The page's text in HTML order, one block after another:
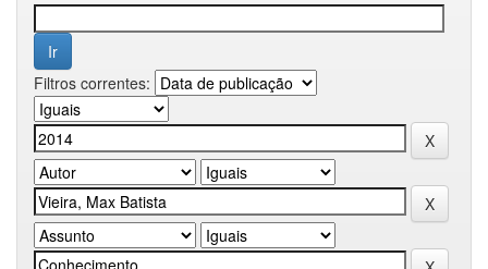
Filtros correntes: